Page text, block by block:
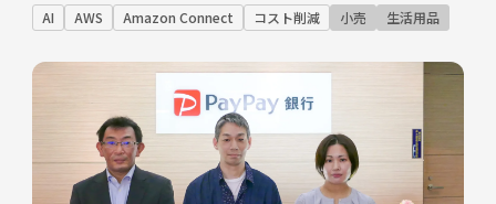
AI AWS Amazon Connect コスト削減 小売 生活用品